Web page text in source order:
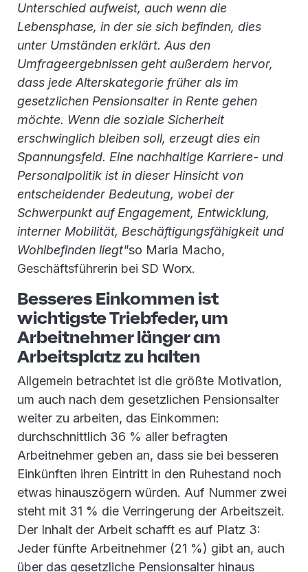
Unterschied aufweist, auch wenn die
Lebensphase, in der sie sich befinden, dies
unter Umständen erklärt. Aus den
Umfrageergebnissen geht außerdem hervor,
dass jede Alterskategorie früher als im
gesetzlichen Pensionsalter in Rente gehen
möchte. Wenn die soziale Sicherheit
erschwinglich bleiben soll, erzeugt dies ein
Spannungsfeld. Eine nachhaltige Karriere- und
Personalpolitik ist in dieser Hinsicht von
entscheidender Bedeutung, wobei der
Schwerpunkt auf Engagement, Entwicklung,
interner Mobilität, Beschäftigungsfähigkeit und
Wohlbefinden liegt"so Maria Macho,
Geschäftsführerin bei SD Worx.
Besseres Einkommen ist
wichtigste Triebfeder, um
Arbeitnehmer länger am
Arbeitsplatz zu halten
Allgemein betrachtet ist die größte Motivation,
um auch nach dem gesetzlichen Pensionsalter
weiter zu arbeiten, das Einkommen:
durchschnittlich 36 % aller befragten
Arbeitnehmer geben an, dass sie bei besseren
Einkünften ihren Eintritt in den Ruhestand noch
etwas hinauszögern würden. Auf Nummer zwei
steht mit 31 % die Verringerung der Arbeitszeit.
Der Inhalt der Arbeit schafft es auf Platz 3:
Jeder fünfte Arbeitnehmer (21 %) gibt an, auch
über das gesetzliche Pensionsalter hinaus